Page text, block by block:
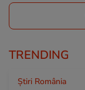
TRENDING
Știri România